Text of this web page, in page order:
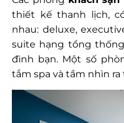
thiết kế thanh lịch,
nhau: deluxe,
suite hạng tổng
đình bạn. Một số
tắm spa và tầm nhìn